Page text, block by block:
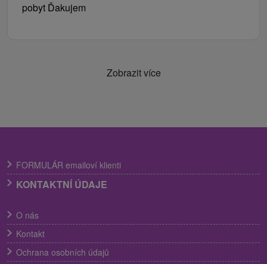
pobyt Ďakujem
Zobrazit více
FORMULÁR emailoví klienti
KONTAKTNÍ ÚDAJE
O nás
Kontakt
Ochrana osobních údajů